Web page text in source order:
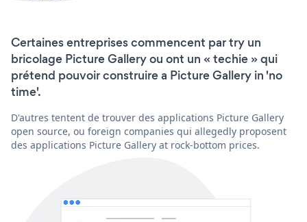
Certaines entreprises commencent par try un
bricolage Picture Gallery ou ont un « techie » qui
prétend pouvoir construire a Picture Gallery in 'no
time'.
D'autres tentent de trouver des applications Picture Gallery
open source, ou foreign companies qui allegedly proposent
des applications Picture Gallery at rock-bottom prices.